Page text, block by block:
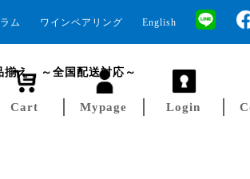
English
ワインペアリング
ム
揃え ～全国配送対応～
Login
Mypage
Cart